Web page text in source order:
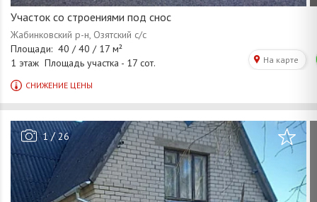
Участок со строениями под снос
1/26